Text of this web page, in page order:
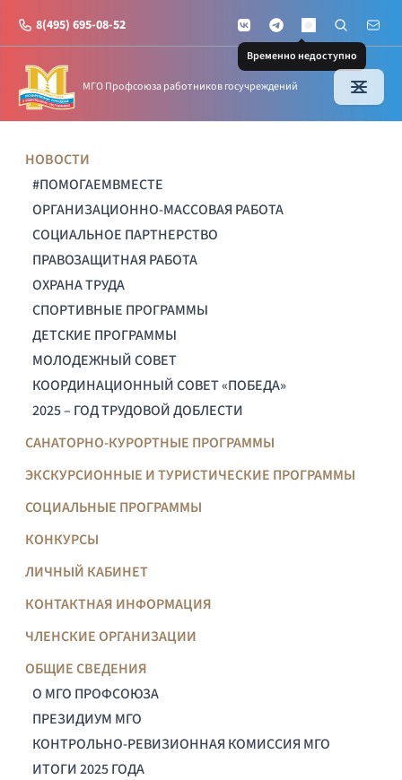
8(495) 695-08-52 VKontakteTelegramMAX
Временно недоступно
Поиск по
Почта
МГО Профсоюза работников госучреждений
НОВОСТИ
#ПОМОГАЕМВМЕСТЕ
ОРГАНИЗАЦИОННО-МАССОВАЯ РАБОТА
СОЦИАЛЬНОЕ ПАРТНЕРСТВО
ПРАВОЗАЩИТНАЯ РАБОТА
ОХРАНА ТРУДА
СПОРТИВНЫЕ ПРОГРАММЫ
ДЕТСКИЕ ПРОГРАММЫ
МОЛОДЕЖНЫЙ СОВЕТ
КООРДИНАЦИОННЫЙ СОВЕТ «ПОБЕДА»
2025 – ГОД ТРУДОВОЙ ДОБЛЕСТИ
САНАТОРНО-КУРОРТНЫЕ ПРОГРАММЫ
ЭКСКУРСИОННЫЕ И ТУРИСТИЧЕСКИЕ ПРОГРАММЫ
СОЦИАЛЬНЫЕ ПРОГРАММЫ
КОНКУРСЫ
ЛИЧНЫЙ КАБИНЕТ
КОНТАКТНАЯ ИНФОРМАЦИЯ
ЧЛЕНСКИЕ ОРГАНИЗАЦИИ
ОБЩИЕ СВЕДЕНИЯ
О МГО ПРОФСОЮЗА
ПРЕЗИДИУМ МГО
КОНТРОЛЬНО-РЕВИЗИОННАЯ КОМИССИЯ МГО
ИТОГИ 2025 ГОДА